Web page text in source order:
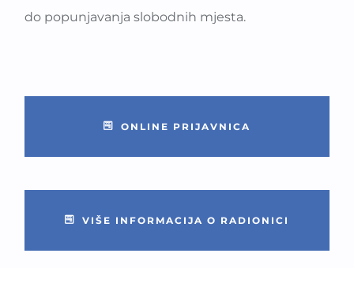
do popunjavanja slobodnih mjesta.
ONLINE PRIJAVNICA
VIŠE INFORMACIJA O RADIONICI